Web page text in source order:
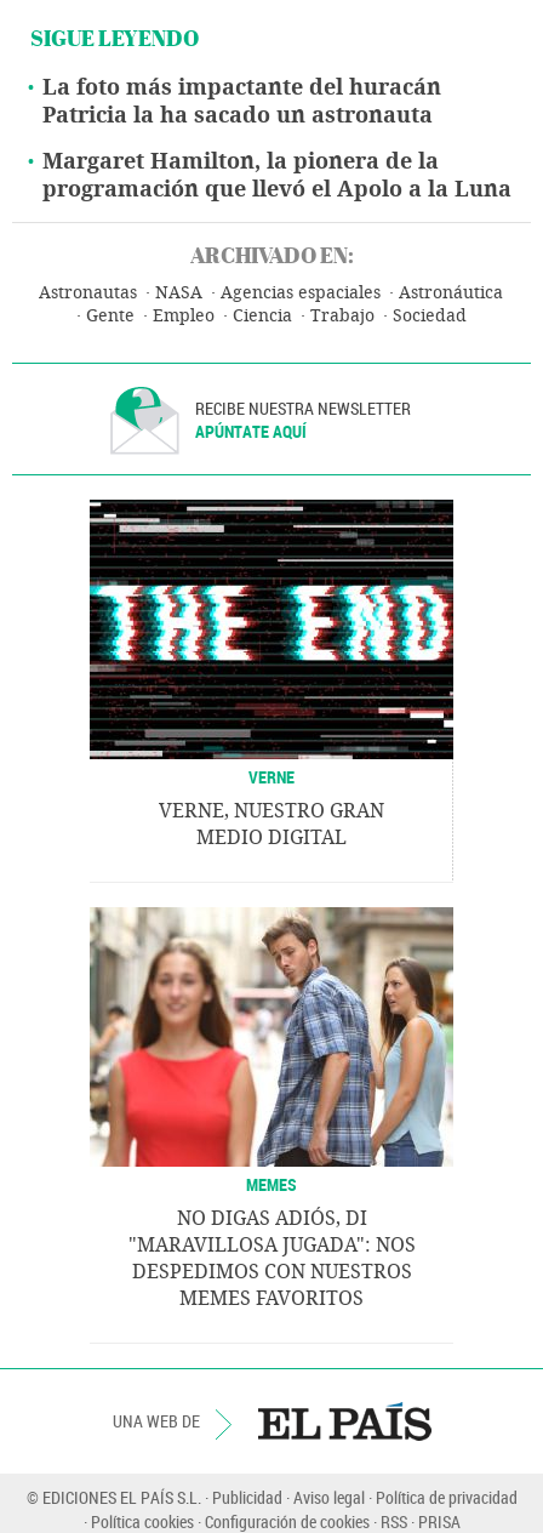
SIGUE LEYENDO
La foto más impactante del huracán
Patricia la ha sacado un astronauta
Margaret Hamilton, la pionera de la
programación que llevó el Apolo a la Luna
ARCHIVADO EN:
Astronautas NASA Agencias espaciales
Astronáutica
Gente
Empleo Ciencia Trabajo Sociedad
RECIBE NUESTRA NEWSLETTER
APÚNTATE AQUÍ
VERNE
VERNE, NUESTRO GRAN
MEDIO DIGITAL
MEMES
NO DIGAS ADIÓS, DI
"MARAVILLOSA JUGADA": NOS
DESPEDIMOS CON NUESTROS
MEMES FAVORITOS
UNA WEB DE
© EDICIONES EL PAÍS S.L. Publicidad Aviso legal Política de privacidad
Política cookies Configuración de cookies RSS PRISA